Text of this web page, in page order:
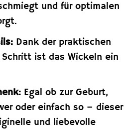
und für optimalen
Dank der praktischen
ist das Wickeln ein
Egal ob zur Geburt,
oder einfach so – dieser
und liebevolle